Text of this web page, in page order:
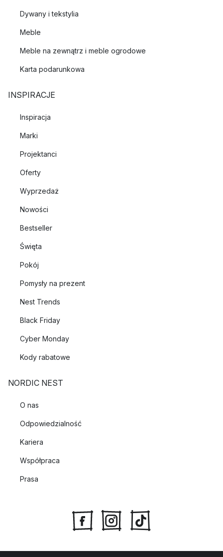
Dywany i tekstylia
Meble
Meble na zewnątrz i meble ogrodowe
Karta podarunkowa
INSPIRACJE
Inspiracja
Marki
Projektanci
Oferty
Wyprzedaż
Nowości
Bestseller
Święta
Pokój
Pomysły na prezent
Nest Trends
Black Friday
Cyber Monday
Kody rabatowe
NORDIC NEST
O nas
Odpowiedzialność
Kariera
Współpraca
Prasa